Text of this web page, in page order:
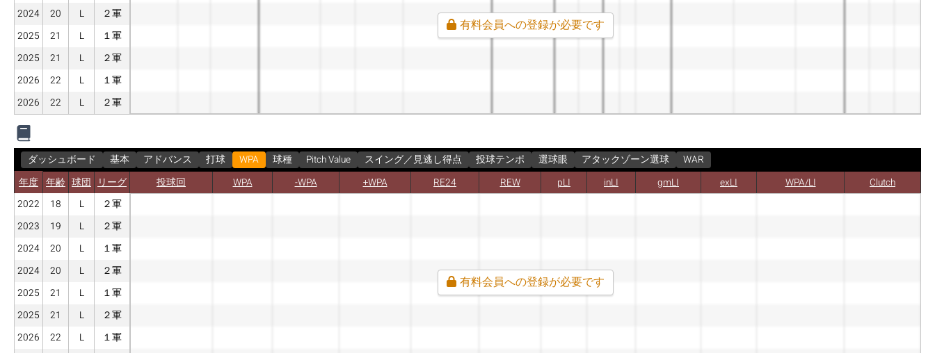
2024
20 L
２軍
2025
21 L
１軍
2025
21 L
２軍
2026
22 L
１軍
2026
22 L ２軍
有料会員への登録が必要です
ダッシュボード 基本 アドバンス 打球 WPA 球種 Pitch Value スイング／見逃し得点 投球テンポ 選球眼 アタックゾーン選球
WAR
年度 年齢 球団 リーグ 投球回 WPA -WPA +WPA RE24 REW pLI inLI gmLI exLI WPA/LI
Clutch
2022
18 L
２軍
2023
19 L
２軍
2024
20 L
１軍
2024
20 L
２軍
2025
21 L
１軍
2025
21 L
２軍
2026
22 L
１軍
有料会員への登録が必要です